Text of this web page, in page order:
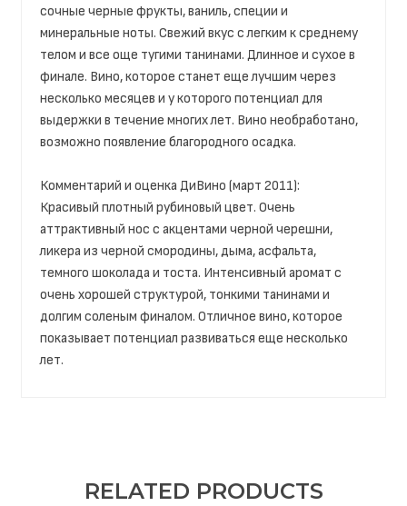
сочные черные фрукты, ваниль, специи и
минеральные ноты. Свежий вкус с легким к среднему
телом и все още тугими танинами. Длинное и сухое в
финале. Вино, которое станет еще лучшим через
несколько месяцев и у которого потенциал для
выдержки в течение многих лет. Вино необработано,
возможно появление благородного осадка.
Комментарий и оценка ДиВино (март 2011):
Красивый плотный рубиновый цвет. Очень
аттрактивный нос с акцентами черной черешни,
ликера из черной смородины, дыма, асфальта,
темного шоколада и тоста. Интенсивный аромат с
очень хорошей структурой, тонкими танинами и
долгим соленым финалом. Отличное вино, которое
показывает потенциал развиваться еще несколько
лет.
RELATED PRODUCTS